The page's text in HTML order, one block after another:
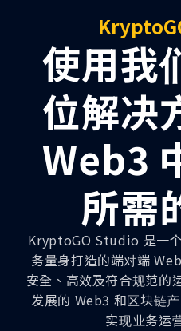
使用我
位解决
Web3
所需
KryptoGO Studio 是一
务量身打造的端对端
安全、高效及符合规范的
发展的 Web3 和区块链
实现业务运